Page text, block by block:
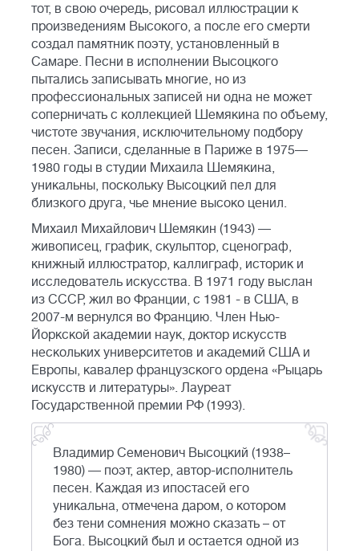
тот, в свою очередь, рисовал иллюстрации к
произведениям Высокого, а после его смерти
создал памятник поэту, установленный в
Самаре. Песни в исполнении Высоцкого
пытались записывать многие, но из
профессиональных записей ни одна не может
соперничать с коллекцией Шемякина по объему,
чистоте звучания, исключительному подбору
песен. Записи, сделанные в Париже в 1975—
1980 годы в студии Михаила Шемякина,
уникальны, поскольку Высоцкий пел для
близкого друга, чье мнение высоко ценил.
Михаил Михайлович Шемякин (1943) —
живописец, график, скульптор, сценограф,
книжный иллюстратор, каллиграф, историк и
исследователь искусства. В 1971 году выслан
из СССР, жил во Франции, с 1981 - в США, в
2007-м вернулся во Францию. Член Нью-
Йоркской академии наук, доктор искусств
нескольких университетов и академий США и
Европы, кавалер французского ордена «Рыцарь
искусств и литературы». Лауреат
Государственной премии РФ (1993).
Владимир Семенович Высоцкий (1938–
1980) — поэт, актер, автор-исполнитель
песен. Каждая из ипостасей его
уникальна, отмечена даром, о котором
без тени сомнения можно сказать – от
Бога. Высоцкий был и остается одной из